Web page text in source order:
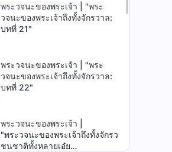
พระวจนะของพระเจ้า | "พระ
วจนะของพระเจ้าถึงทั้งจักรวาล:
บทที่ 21"
พระวจนะของพระเจ้า | "พระ
วจนะของพระเจ้าถึงทั้งจักรวาล:
บทที่ 22"
พระวจนะของพระเจ้า |
"พระ‌วจนะ‌ของ‌พระเจ้า‌ถึง‌ทั้ง‌จักรวาล‌:‌‌
‌‌ชนชาติ‌ทั้ง‌หลาย‌เอ๋ย‌‌